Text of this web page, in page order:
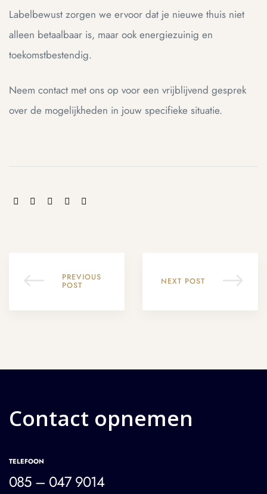
Labelbewust zorgen we ervoor dat je nieuwe thuis niet
alleen betaalbaar is, maar ook energiezuinig en
toekomstbestendig.
Neem contact met ons op voor een vrijblijvend gesprek
over de mogelijkheden in jouw specifieke situatie.
SHARE:
PREVIOUS
POST NEXT POST
Contact opnemen
TELEFOON
085 – 047 9014